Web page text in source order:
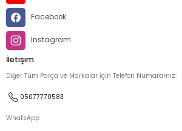
Facebook
Instagram
İletişim
Diğer Tüm Parça ve Markalar İçin Telefon Numaramız:
05077770583
WhatsApp